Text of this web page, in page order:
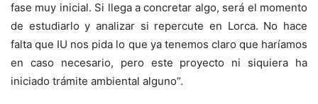
fase muy inicial. Si llega a concretar algo, será el momento
de estudiarlo y analizar si repercute en Lorca. No hace
falta que IU nos pida lo que ya tenemos claro que haríamos
en caso necesario, pero este proyecto ni siquiera ha
iniciado trámite ambiental alguno”.